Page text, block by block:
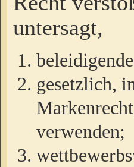
untersagt,
gesetzlich,
verwenden;